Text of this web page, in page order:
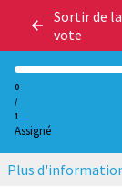
Sortir de
vote
0
/
1
Assigné
Plus